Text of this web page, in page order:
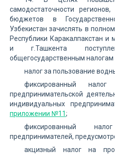
самодостаточности
бюджетов в
Узбекистан зачислять в
Республики Каракалпакстан
и г.Ташкента
общегосударственным
налог за пользование
фиксированный
предпринимательской
индивидуальных
приложении №11;
фиксированный
предпринимателей,
акцизный налог на